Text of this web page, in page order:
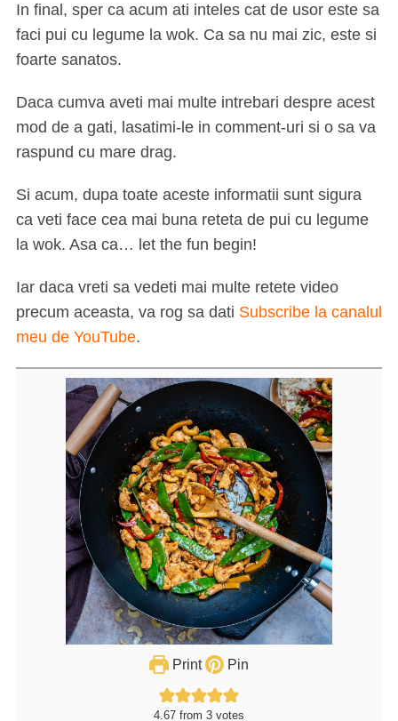
In final, sper ca acum ati inteles cat de usor este sa
faci pui cu legume la wok. Ca sa nu mai zic, este si
foarte sanatos.
Daca cumva aveti mai multe intrebari despre acest
mod de a gati, lasatimi-le in comment-uri si o sa va
raspund cu mare drag.
Si acum, dupa toate aceste informatii sunt sigura
ca veti face cea mai buna reteta de pui cu legume
la wok. Asa ca… let the fun begin!
Iar daca vreti sa vedeti mai multe retete video
precum aceasta, va rog sa dati Subscribe la canalul
meu de YouTube.
Print Pin
4.67 from 3 votes